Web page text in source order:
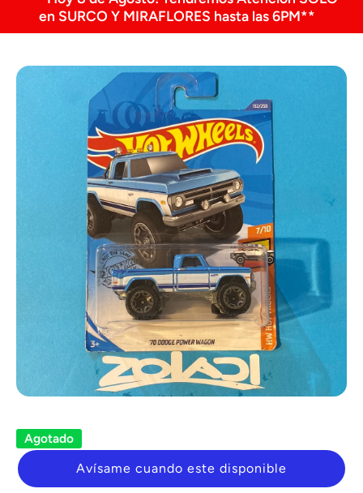
en SURCO Y MIRAFLORES hasta las 6PM**
Ir directamente a la información del producto
Agotado
Avísame cuando este disponible